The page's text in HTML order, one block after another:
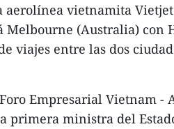
aerolínea vietnamita
Melbourne (Australia) con
viajes entre las dos
Empresarial Vietnam -
primera ministra del